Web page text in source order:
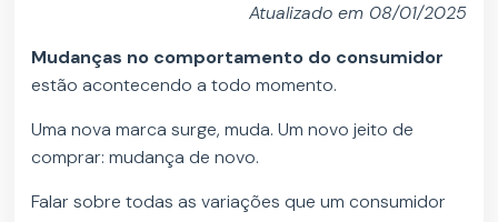
Atualizado em 08/01/2025
Mudanças no comportamento do consumidor
estão acontecendo a todo momento.
Uma nova marca surge, muda. Um novo jeito de
comprar: mudança de novo.
Falar sobre todas as variações que um consumidor